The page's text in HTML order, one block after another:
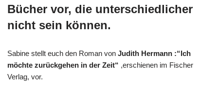
Bücher vor, die unterschiedlicher
nicht sein können.
Sabine stellt euch den Roman von Judith Hermann :“Ich
möchte zurückgehen in der Zeit“ ,erschienen im Fischer
Verlag, vor.